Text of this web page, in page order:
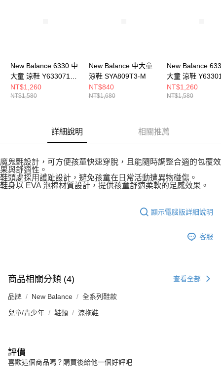
New Balance 6330 中
大童 涼鞋 Y633071S-
M
NT$1,260
NT$1,580
New Balance 中大童
涼鞋 SYA809T3-M
NT$840
NT$1,680
New Balance
大童 涼鞋
M
NT$1,260
NT$1,580
詳細說明 相關推薦
魔鬼氈設計，可方便孩童快速穿脫，且能隨時調整合適的包覆效
果與舒適性。
鞋頭處採用護趾設計，避免孩童在日常活動遭異物碰傷。
鞋身以 EVA 泡棉材質設計，提供孩童舒適柔軟的足感效果。
顯示電腦版詳細說明
客服
商品相關分類 (4) 查看全部
品牌 New Balance 全系列鞋款
兒童/青少年 鞋類 涼拖鞋
評價
喜歡這個商品嗎？購買後給他一個好評吧